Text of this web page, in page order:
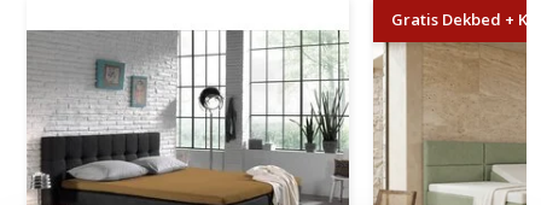
Gratis Dekbed +